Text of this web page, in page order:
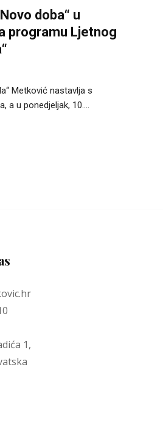
doba“ u
programu Ljetnog
Metković nastavlja s
a u ponedjeljak, 10....
1,